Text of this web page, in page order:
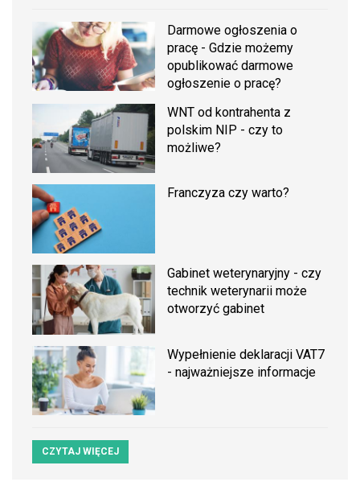
Darmowe ogłoszenia o
pracę - Gdzie możemy
opublikować darmowe
ogłoszenie o pracę?
WNT od kontrahenta z
polskim NIP - czy to
możliwe?
Franczyza czy warto?
Gabinet weterynaryjny - czy
technik weterynarii może
otworzyć gabinet
Wypełnienie deklaracji VAT7
- najważniejsze informacje
CZYTAJ WIĘCEJ